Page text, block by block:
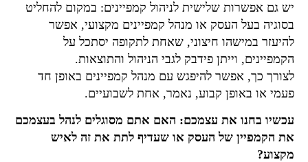
יש גם אפשרות שלישית לניהול קמפיינים: במקום להחליט
בסוגיה בעל העסק או מנהל קמפיינים מקצועי, אפשר
להיעזר במישהו חיצוני, שאחת לתקופה יסתכל על
הקמפיינים, וייתן פידבק לגבי הניהול והתוצאות.
לצורך כך, אפשר להיפגש עם מנהל קמפיינים באופן חד
פעמי או באופן קבוע, נאמר, אחת לשבועיים.
עכשיו בחנו את עצמכם: האם אתם מסוגלים לנהל בעצמכם
את הקמפיין של העסק או שעדיף לתת את זה לאיש
מקצוע?